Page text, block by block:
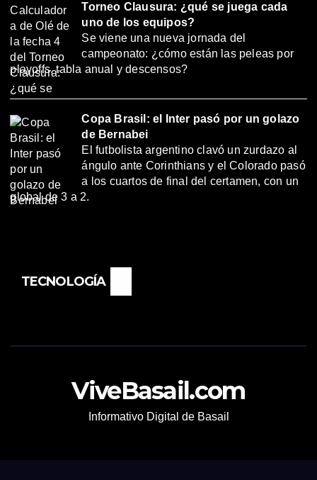
Torneo Clausura: ¿qué se juega cada
uno de los equipos?
Se viene una nueva jornada del
campeonato: ¿cómo están las peleas por
playoffs, tabla anual y descensos?
Copa Brasil: el Inter pasó por un golazo
de Bernabei
El futbolista argentino clavó un zurdazo al
ángulo ante Corinthians y el Colorado pasó
a los cuartos de final del certamen, con un
global de 3 a 2.
TECNOLOGÍA
ViveBasail.com
Informativo Digital de Basail